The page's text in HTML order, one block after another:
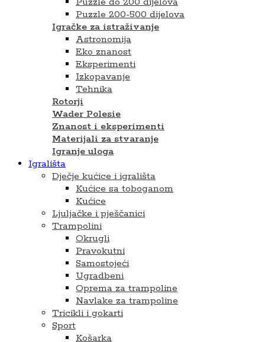
Puzzle 200-500 dijelova
Igračke za istraživanje
Astronomija
Eko znanost
Eksperimenti
Izkopavanje
Tehnika
Rotorji
Wader Polesie
Znanost i eksperimenti
Materijali za stvaranje
Igranje uloga
Igrališta
Dječje kućice i igrališta
Kućice sa toboganom
Kućice
Ljuljačke i pješčanici
Trampolini
Okrugli
Pravokutni
Samostojeći
Ugradbeni
Oprema za trampoline
Navlake za trampoline
Tricikli i gokarti
Sport
Košarka